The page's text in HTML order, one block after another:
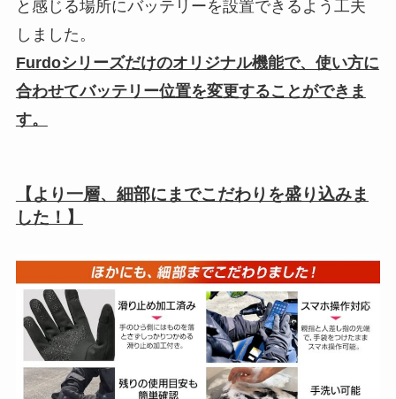
と感じる場所にバッテリーを設置できるよう工夫
しました。
Furdoシリーズだけのオリジナル機能で、使い方に
合わせてバッテリー位置を変更することができま
す。
【より一層、細部にまでこだわりを盛り込みま
した！】